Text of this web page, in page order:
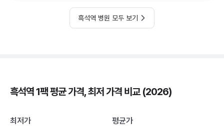
흑석역 병원 모두 보기
흑석역 1팩 평균 가격, 최저 가격 비교 (2026)
최저가 평균가